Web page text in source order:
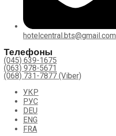
hotelcentral.bts@gmail.com
Телефоны
(045) 639-1675
(063) 978-5671
(068) 731-7877 (Viber)
УКР
РУС
DEU
ENG
FRA